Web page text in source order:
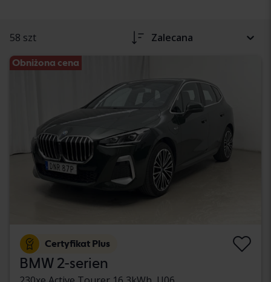
58 szt Zalecana
Obniżona cena
Certyfikat Plus
BMW 2-serien